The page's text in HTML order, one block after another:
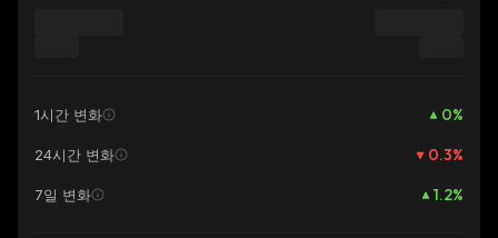
1시간 변화 0%
24시간 변화 0.3%
7일 변화 1.2%